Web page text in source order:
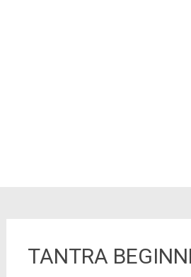
TANTRA